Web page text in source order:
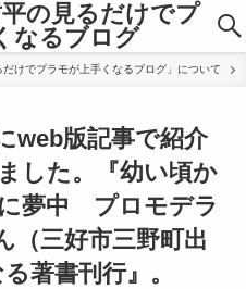
の見るだけでプ
なるブログ
だけでプラモが上手くなるブログ」について
web版記事で紹介
した。『幼い頃か
夢中 プロモデラ
（三好市三野町出
著書刊行』。